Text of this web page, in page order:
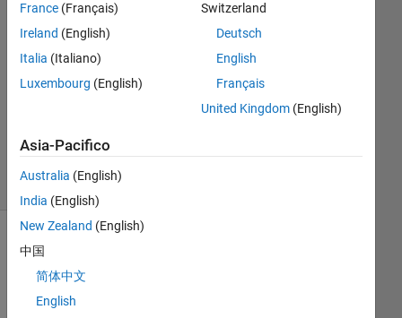
Risposta
Aggiornato
6
(30 giorni)
Mostra
meno
recenti
France (Français)
Ireland (English)
Italia (Italiano)
Luxembourg (English)
Switzerland
Deutsch
English
Français
United Kingdom(English)
Asia-Pacifico
Australia (English)
India (English)
New Zealand (English)
中国
简体中文
English